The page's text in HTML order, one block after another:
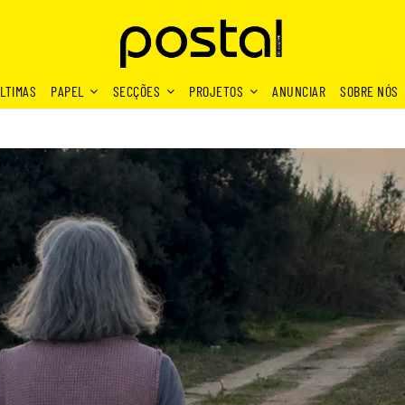
PAPEL SECÇÕES PROJETOS ANUNCIAR SOBRE NÓS